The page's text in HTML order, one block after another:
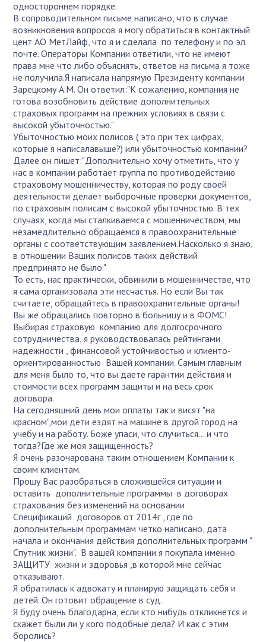
одностороннем порядке.
В сопроводительном письме написано, что в случае
возникновения вопросов я могу обратиться в контактный
цент АО МетЛайф, что я и сделала по телефону и по эл.
почте. Операторы Компании ответили, что не имеют
права мне что либо объяснять, ответов на письма я тоже
не получила.Я написала напрямую Президенту компании
Зарецкому А.М. Он ответил:"К сожалению, компания не
готова возобновить действие дополнительных
страховых программ на прежних условиях в связи с
высокой убыточностью."
Убыточностью моих полисов ( это при тех цифрах,
которые я написалавыше?) или убыточностью компании?
Далее он пишет:"Дополнительно хочу отметить, что у
нас в компании работает группа по противодействию
страховому мошенничеству, которая по роду своей
деятельности делает выборочные проверки документов,
по страховым полисам с высокой убыточностью. В тех
случаях, когда мы сталкиваемся с мошенничеством, мы
незамедлительно обращаемся в правоохранительные
органы с соответствующим заявлением.Насколько я знаю,
в отношении Ваших полисов таких действий
предпринято не было."
То есть, нас практически, обвинили в мошенничестве, что
я сама организовала эти несчастья. Но если Вы так
считаете, обращайтесь в правоохранительные органы!
Вы же обращались повторно в больницу и в ФОМС!
Выбирая страховую компанию для долгосрочного
сотрудничества, я руководствовалась рейтингами
надежности , финансовой устойчивостью и клиенто-
ориентированностью Вашей компании. Самым главным
для меня было то, что вы даете гарантии действия и
стоимости всех программ защиты и на весь срок
договора.
На сегодняшний день мои оплаты так и висят "на
красном",мои дети ездят на машине в другой город на
учебу и на работу. Боже упаси, что случиться... и что
тогда?Где же моя защищенность?
Я очень разочарована таким отношением Компании к
своим клиентам.
Прошу Вас разобраться в сложившейся ситуации и
оставить дополнительные программы в договорах
страхования без изменений на основании
Спецификаций договоров от 2014г , где по
дополнительным программам четко написано, дата
начала и окончания действия дополнительных программ "
Спутник жизни". В вашей компании я покупала именно
ЗАЩИТУ жизни и здоровья ,в которой мне сейчас
отказывают.
Я обратилась к адвокату и планирую защищать себя и
детей. Он готовит обращение в суд.
Я буду очень благодарна, если кто нибудь откликнется и
скажет были ли у кого подобные дела? И как с этим
боролись?